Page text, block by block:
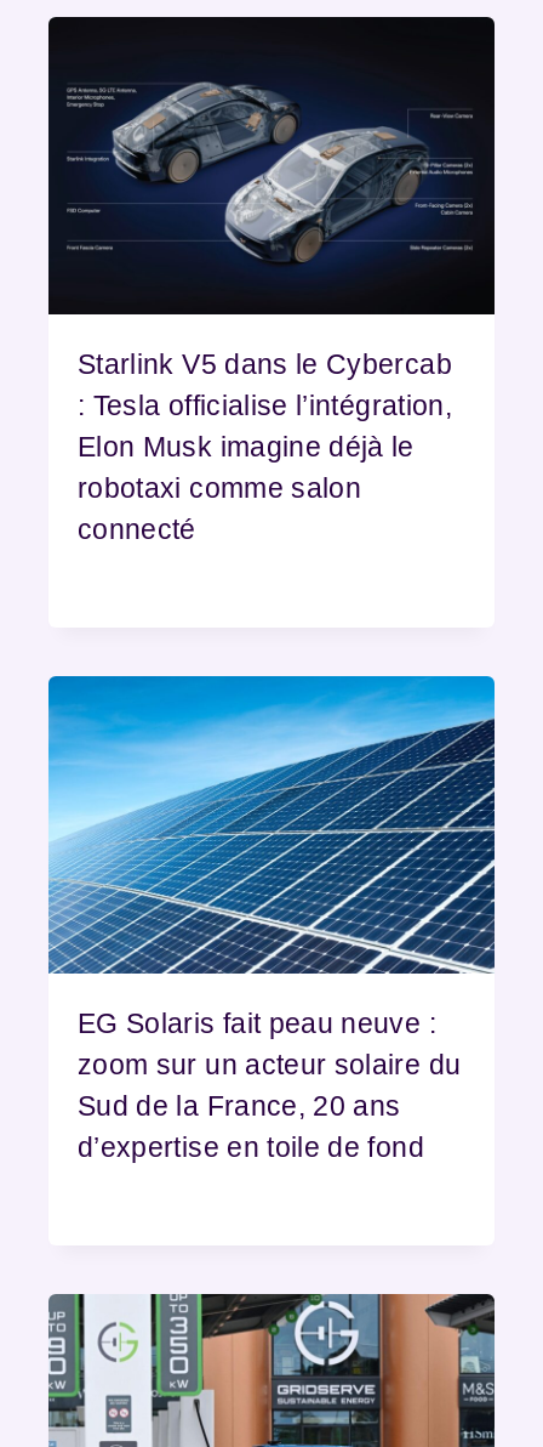
Starlink V5 dans le Cybercab
: Tesla officialise l’intégration,
Elon Musk imagine déjà le
robotaxi comme salon
connecté
EG Solaris fait peau neuve :
zoom sur un acteur solaire du
Sud de la France, 20 ans
d’expertise en toile de fond